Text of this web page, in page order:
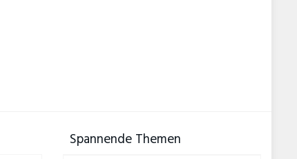
Spannende Themen